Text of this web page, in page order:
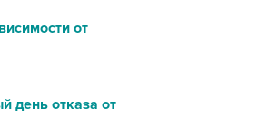
от
день отказа от